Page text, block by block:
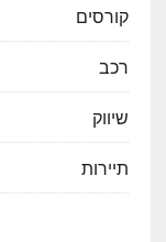
קורסים
רכב
שיווק
תיירות